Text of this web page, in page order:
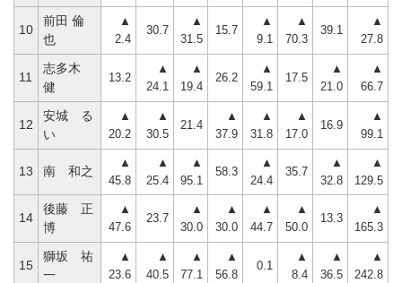
10
前田 倫
也
▲
2.4
30.7
▲
31.5
15.7
▲
9.1
▲
70.3
39.1
▲
27.8
11
志多木
健
13.2
▲
24.1
▲
19.4
26.2
▲
59.1
17.5
▲
21.0
▲
66.7
12
安城 る
い
▲
20.2
▲
30.5
21.4
▲
37.9
▲
31.8
▲
17.0
16.9
▲
99.1
13 南 和之
▲
45.8
▲
25.4
▲
95.1
58.3
▲
24.4
35.7
▲
32.8
▲
129.5
14
後藤 正
博
▲
47.6
23.7
▲
30.0
▲
30.0
▲
44.7
▲
50.0
13.3
▲
165.3
15
獅坂 祐
一
▲
23.6
▲
40.5
▲
77.1
▲
56.8
0.1
▲
8.4
▲
36.5
▲
242.8